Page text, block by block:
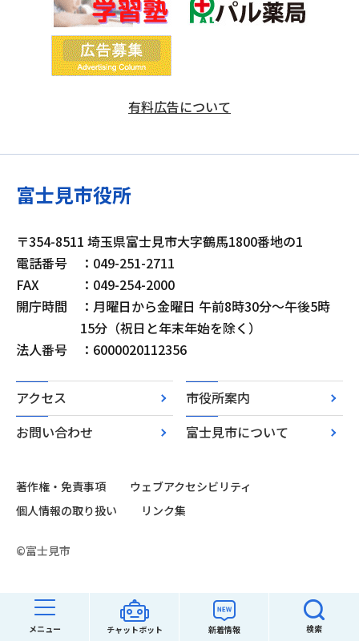
メニュー チャットボット 新着情報 検索
有料広告について
富士見市役所
〒354-8511 埼玉県富士見市大字鶴馬1800番地の1
電話番号
：049-251-2711
FAX
：049-254-2000
開庁時間
：月曜日から金曜日 午前8時30分～午後5時
15分（祝日と年末年始を除く）
法人番号
：6000020112356
アクセス
市役所案内
お問い合わせ
富士見市について
著作権・免責事項
ウェブアクセシビリティ
個人情報の取り扱い
リンク集
©富士見市